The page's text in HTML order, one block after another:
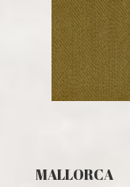
MALLORCA